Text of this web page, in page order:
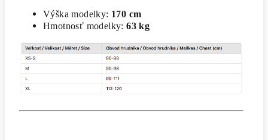
Výška modelky: 170 cm
Hmotnosť modelky:63 kg